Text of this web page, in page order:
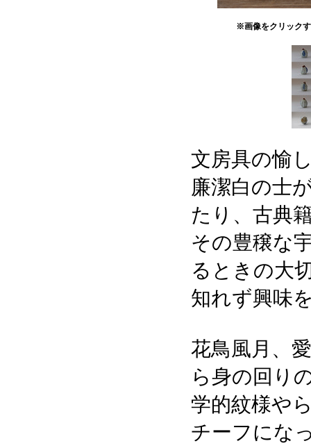
※画像をクリック
文房具の愉
廉潔白の士
たり、古典
その豊穣な
るときの大
知れず興味
花鳥風月、
ら身の回り
学的紋様や
チーフにな